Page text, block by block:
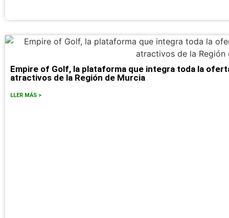
Empire of Golf, la plataforma que integra toda la
atractivos de la Región de Murcia
LLER MÁS >